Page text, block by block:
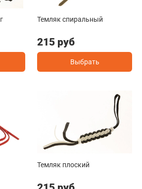
Темляк спиральный
215 руб
Выбрать
Темляк плоский